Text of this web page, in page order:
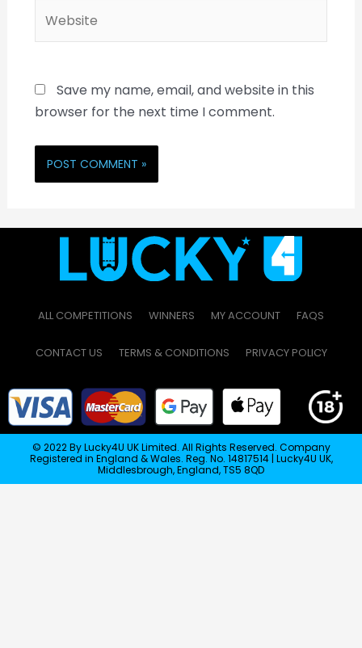
Save my name, email, and website in this
browser for the next time I comment.
ALL COMPETITIONS WINNERS MY ACCOUNT FAQS
CONTACT US TERMS & CONDITIONS PRIVACY POLICY
© 2022 By Lucky4U UK Limited. All Rights Reserved. Company
Registered in England & Wales. Reg. No. 14817514 | Lucky4U UK,
Middlesbrough, England, TS5 8QD